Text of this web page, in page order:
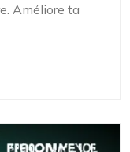
Améliore ta